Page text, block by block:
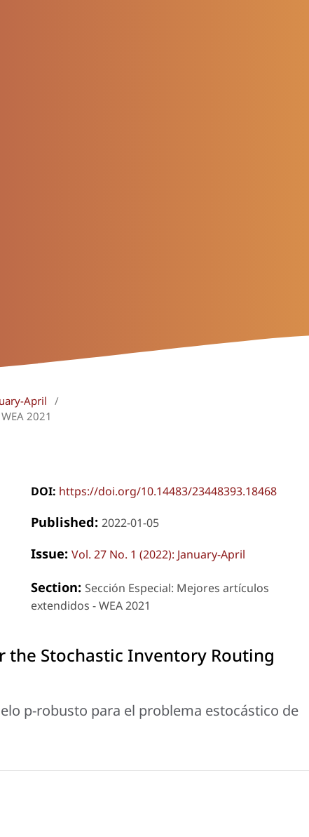
April
/
2021
DOI: https://doi.org/10.14483/23448393.18468
Published: 2022-01-05
Issue: Vol. 27 No. 1 (2022): January-April
Section: Sección Especial: Mejores artículos
extendidos - WEA 2021
the Stochastic Inventory Routing
p-robusto para el problema estocástico de